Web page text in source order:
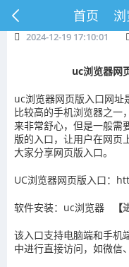
首页
2024-12-19 17:10:01
uc浏览器网
uc浏览器网页版入口网址
比较高的手机浏览器之一
来非常舒心，但是一般需
版的入口，让用户在网页
大家分享网页版入口。
UC浏览器网页版入口：
软件安装：uc浏览器 【
该入口支持电脑端和手机
中进行直接访问，如微信